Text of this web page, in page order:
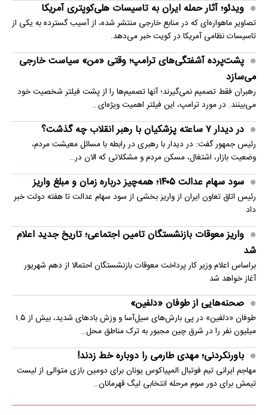
ویدئو؛ آثار حمله ایران به تاسیسات هلی‌کوپتری آمریکا
تصاویر ماهواره‌ای که در منابع خارجی منتشر شده، از آسیب گسترده به یکی از
تاسیسات نظامی آمریکا در کویت خبر می‌دهد.
پشت‌پرده آشفتگی‌های ترامپ؛ وقتی «من» سیاست خارجی
می‌سازد
رهبران فقط تصمیم نمی‌گیرند؛ آنها تصمیم‌ها را از پشت فیلتر شخصیت خود
می‌بینند. در مورد ترامپ، این فیلتر اهمیت ویژه‌ای…
در دیدار ۷ ساعته پزشکیان با رهبر انقلاب چه گذشت؟
رئیس جمهور گفت: در دیدار با رهبری در رابطه با مسائل معیشت مردم،
وضعیت بازار، اشتغال، مسکن مردم و مشکلاتی که الان در…
سود سهام عدالت ۱۴۰۵؛ همه‌چیز درباره زمان و مبلغ واریز
رئیس اتاق تعاون ایران از واریز بخشی از سود سهام عدالت تا هفته دولت خبر
داد
واریز معوقات بازنشستگان تامین اجتماعی؛ تاریخ جدید اعلام
شد
براساس اعلام وزیر کار پرداخت معوقات بازنشستگان احتمالا از دهم شهریور
آغاز خواهد شد
صحنه‌هایی از طوفان «دلفین»
طوفان «دلفین» در پی بارش‌های سیل‌آسا و وزش بادهای شدید، بیش از ۱.۵
میلیون نفر را در شرق چین مجبور به ترک مناطق محل…
باورنکردنی؛ مهدی طارمی را دوباره خط زدند!
مهاجم ایرانی تیم فوتبال المپیاکوس یونان برای دومین بازی متوالی از لیست
تیمش برای دور سوم مرحله انتخابی لیگ قهرمانان…